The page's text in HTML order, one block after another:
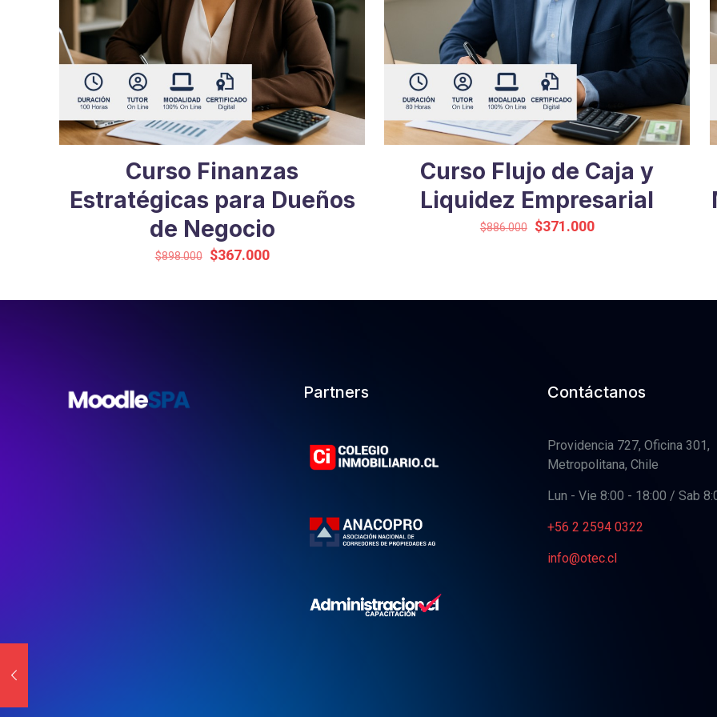
Curso Finanzas
Estratégicas para Dueños
de Negocio
$898.000
El
$367.000El
Curso Flujo de Caja y
Liquidez Empresarial
$886.000 El
$886.000.
$371.000El
$371.000.
Partners Contáctanos
Providencia 727, Oficina 301,
Metropolitana, Chile
Lun - Vie 8:00 - 18:00 / Sab
+56 2 2594 0322
info@otec.cl